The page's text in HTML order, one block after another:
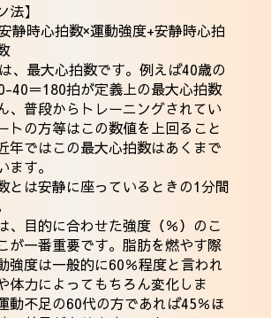
法】
静時心拍数×運動強度+安静時心拍
、最大心拍数です。例えば40歳の
40＝180拍が定義上の最大心拍数
、普段からトレーニングされてい
トの方等はこの数値を上回ること
年ではこの最大心拍数はあくまで
ます。
とは安静に座っているときの1分間
、目的に合わせた強度（％）のこ
が一番重要です。脂肪を燃やす際
強度は一般的に60％程度と言われ
体力によってもちろん変化しま
動不足の60代の方であれば45％ほ